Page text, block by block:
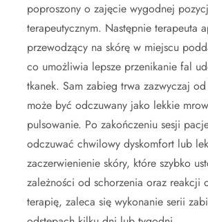
poproszony o zajęcie wygodnej
terapeutycznym. Następnie terapeuta
przewodzący na skórę w miejscu
co umożliwia lepsze przenikanie fal
tkanek. Sam zabieg trwa zazwyczaj
może być odczuwany jako lekkie
pulsowanie. Po zakończeniu sesji
odczuwać chwilowy dyskomfort lub
zaczerwienienie skóry, które szybko
zależności od schorzenia oraz reakcji
terapię, zaleca się wykonanie serii